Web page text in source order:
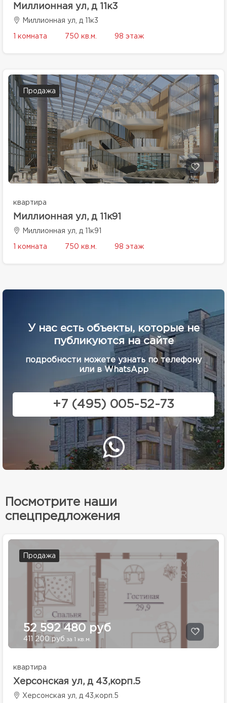
Миллионная ул, д 11к3
Миллионная ул, д 11к3
1 комната 750 кв.м. 98 этаж
Продажа
квартира
Миллионная ул, д 11к91
Миллионная ул, д 11к91
1 комната 750 кв.м. 98 этаж
У нас есть объекты, которые не
публикуются на сайте
подробности можете узнать по телефону
или в WhatsApp
+7 (495) 005-52-73
Посмотрите наши
спецпредложения
Продажа
52 592 480 руб
411 200 руб за 1 кв.м.
квартира
Херсонская ул, д 43,корп.5
Херсонская ул, д 43,корп.5